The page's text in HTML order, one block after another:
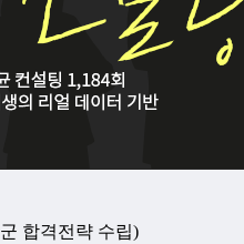
합격전략 수립)